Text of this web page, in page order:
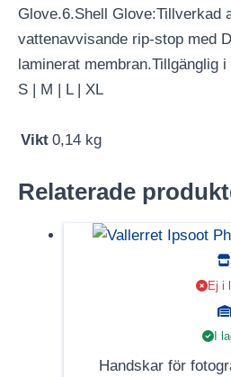
Glove.6.Shell Glove:Tillverkad
vattenavvisande rip-stop med
laminerat membran.Tillgänglig
S | M | L | XL
Vikt 0,14 kg
Relaterade
Ej i
I
Handskar för